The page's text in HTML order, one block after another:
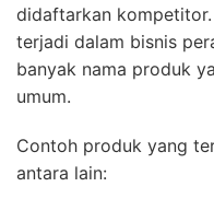
didaftarkan
terjadi dalam bisnis
banyak nama produk
umum.
Contoh produk yang
antara lain: